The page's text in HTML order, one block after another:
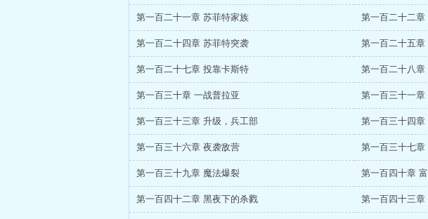
第一百二十一章 苏菲特家族 第一百二十二章
第一百二十四章 苏菲特突袭 第一百二十五章
第一百二十七章 投靠卡斯特 第一百二十八章
第一百三十章 一战普拉亚 第一百三十一章
第一百三十三章 升级，兵工部 第一百三十四章
第一百三十六章 夜袭敌营 第一百三十七章
第一百三十九章 魔法爆裂 第一百四十章
第一百四十二章 黑夜下的杀戮 第一百四十三章